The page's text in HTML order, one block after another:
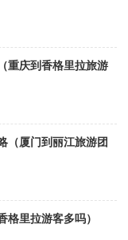
重庆到香格里拉旅游
（厦门到丽江旅游团
格里拉游客多吗）